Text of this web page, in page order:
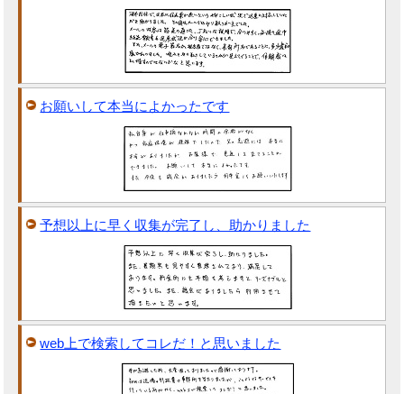
お願いして本当によかったです
予想以上に早く収集が完了し、助かりました
web上で検索してコレだ！と思いました